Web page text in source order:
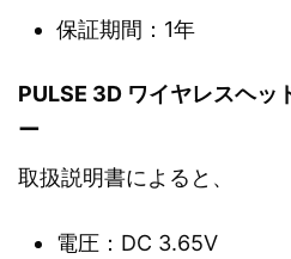
保証期間：1年
PULSE 3D ワイヤレスヘッ
ー
取扱説明書によると、
電圧：DC 3.65V